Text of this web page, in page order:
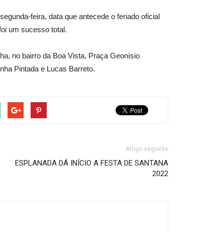
feira, data que antecede o feriado oficial
um sucesso total.
no bairro da Boa Vista, Praça Geonísio
Pintada e Lucas Barreto.
Artigo seguinte
ESPLANADA DÁ INÍCIO A FESTA DE SANTANA
2022